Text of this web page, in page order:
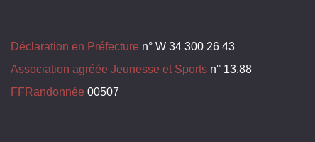
Déclaration en Préfecture n° W 34 300 26 43
Association agréée Jeunesse et Sports n° 13.88
FFRandonnée 00507